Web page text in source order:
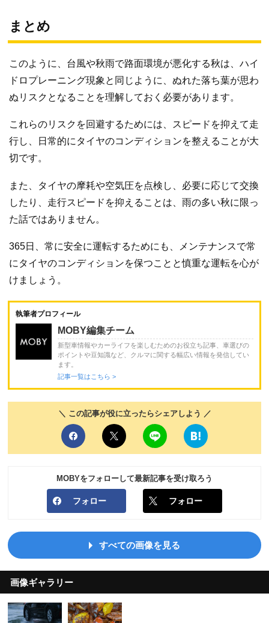
まとめ
このように、台風や秋雨で路面環境が悪化する秋は、ハイ
ドロプレーニング現象と同じように、ぬれた落ち葉が思わ
ぬリスクとなることを理解しておく必要があります。
これらのリスクを回避するためには、スピードを抑えて走
行し、日常的にタイヤのコンディションを整えることが大
切です。
また、タイヤの摩耗や空気圧を点検し、必要に応じて交換
したり、走行スピードを抑えることは、雨の多い秋に限っ
た話ではありません。
365日、常に安全に運転するためにも、メンテナンスで常
にタイヤのコンディションを保つことと慎重な運転を心が
けましょう。
執筆者プロフィール
MOBY編集チーム
新型車情報やカーライフを楽しむためのお役立ち記事、車選びの
ポイントや豆知識など、クルマに関する幅広い情報を発信してい
ます。
記事一覧はこちら >
＼ この記事が役に立ったらシェアしよう ／
MOBYをフォローして最新記事を受け取ろう
フォロー フォロー
すべての画像を見る
画像ギャラリー